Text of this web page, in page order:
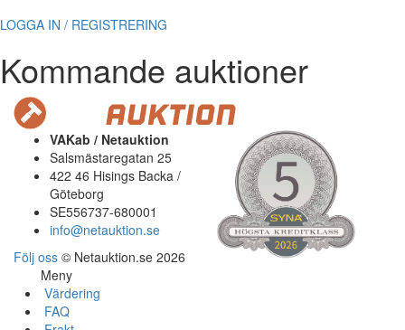
LOGGA IN / REGISTRERING
Kommande auktioner
VAKab / Netauktion
Salsmästaregatan 25
422 46 Hisings Backa /
Göteborg
SE556737-680001
info@netauktion.se
Följ oss © Netauktion.se 2026
Meny
Värdering
FAQ